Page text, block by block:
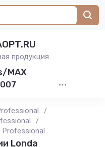
продукция
MAX
/
/
Professional
Londa